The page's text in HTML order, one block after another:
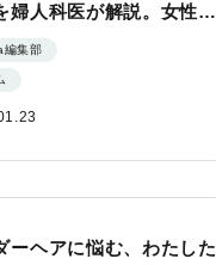
婦人科医が解説。女性の
ズムと、上手な向き合い
集部
ーヘアに悩む、わたした